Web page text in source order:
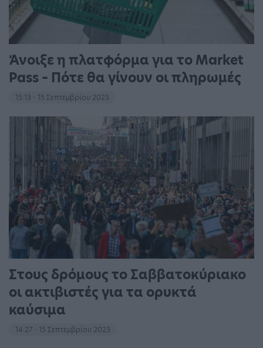
Άνοιξε η πλατφόρμα για το Market
Pass – Πότε θα γίνουν οι πληρωμές
15:13 - 15 Σεπτεμβρίου 2023
Στους δρόμους το Σαββατοκύριακο
οι ακτιβιστές για τα ορυκτά
καύσιμα
14:27 - 15 Σεπτεμβρίου 2023